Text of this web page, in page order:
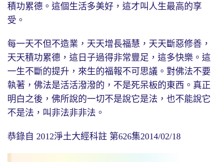
積功累德。這個生活多美好，這才叫人生最高的享
受。
每一天不但不造業，天天增長福慧，天天斷惡修善，
天天積功累德，這日子過得非常豐足，這多快樂。這
一生不斷的提升，來生的福報不可思議。對佛法不要
執著，佛法是活活潑潑的，不是死呆板的東西。真正
明白之後，佛所說的一切不是說它是法，也不能說它
不是法，叫非法非非法。
恭錄自 2012淨土大經科註 第626集2014/02/18